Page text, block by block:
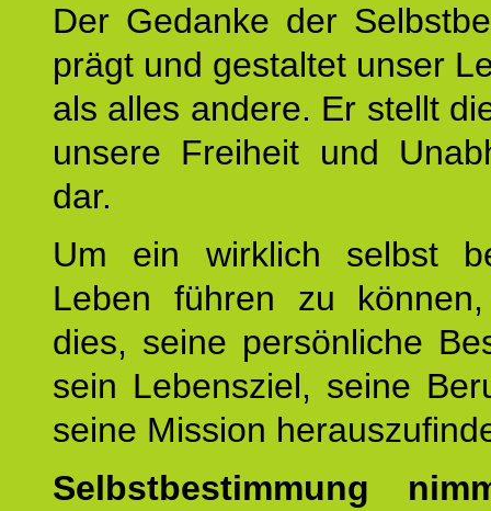
Der Gedanke der
prägt und gestaltet unser
als alles andere. Er stellt
unsere Freiheit und
dar.
Um ein wirklich selbst
Leben führen zu
dies, seine persönliche
sein Lebensziel, seine
seine Mission
Selbstbestimmung